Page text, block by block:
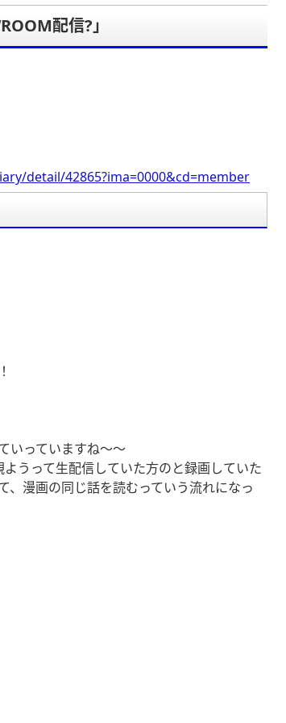
配信?」
detail/42865?ima=0000&cd=member
いっていますね〜〜
ようって生配信していた方のと録画していた
、漫画の同じ話を読むっていう流れになっ